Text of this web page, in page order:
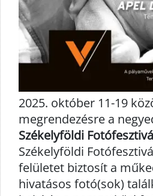
2025. október 11-19
megrendezésre a
Székelyföldi
Székelyföldi
felületet biztosít a
hivatásos fotó(sok)